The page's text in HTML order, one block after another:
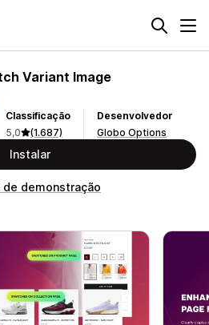
Variant Image
Classificação
5,0
(1.687)
Desenvolvedor
Globo Options
Instalar
de demonstração